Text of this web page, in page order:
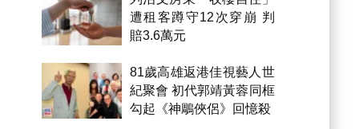
遭租客蹲守12次穿崩 判
賠3.6萬元
81歲高雄返港佳視藝人世
紀聚會 初代郭靖黃蓉同框
勾起《神鵰俠侶》回憶殺